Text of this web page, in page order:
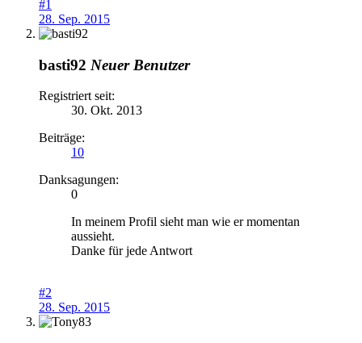
#1
28. Sep. 2015
basti92 Neuer Benutzer
Registriert seit:
30. Okt. 2013
Beiträge:
10
Danksagungen:
0
In meinem Profil sieht man wie er momentan
aussieht.
Danke für jede Antwort
#2
28. Sep. 2015